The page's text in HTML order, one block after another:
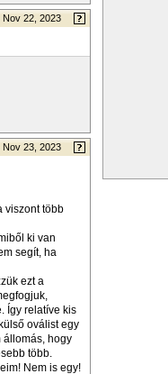
Nov 22, 2023
Nov 23, 2023
viszont több
ki van
segít, ha
ezt a
Így relatíve kis
oválist egy
állomás, hogy
több.
Nem is egy!